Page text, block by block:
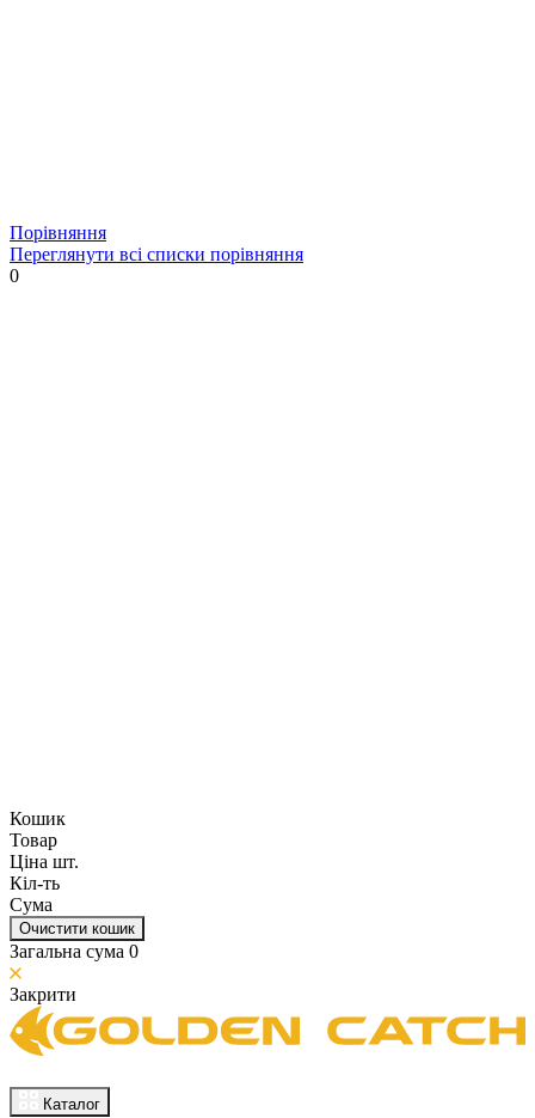
Порівняння
Переглянути всі списки порівняння
0
Кошик
Товар
Ціна шт.
Кіл-ть
Сума
Очистити кошик
Загальна сума 0
Закрити
Каталог